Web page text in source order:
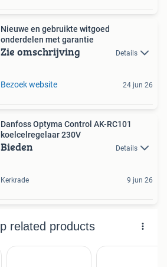
Nieuwe en gebruikte witgoed
onderdelen met garantie
Zie omschrijving Details
Bezoek website 24 jun 26
Danfoss Optyma Control AK-RC101
koelcelregelaar 230V
Bieden Details
Kerkrade 9 jun 26